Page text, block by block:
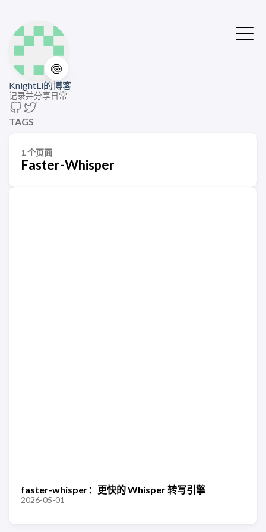
🍥
KnightLi的博客
记录并分享日常
TAGS
1 个页面
Faster-Whisper
faster-whisper：更快的 Whisper 转写引擎
2026-05-01